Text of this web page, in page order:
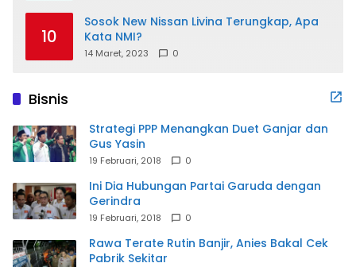
10
Sosok New Nissan Livina Terungkap, Apa
Kata NMI?
14 Maret, 2023 0
Bisnis
Strategi PPP Menangkan Duet Ganjar dan
Gus Yasin
19 Februari, 2018 0
Ini Dia Hubungan Partai Garuda dengan
Gerindra
19 Februari, 2018 0
Rawa Terate Rutin Banjir, Anies Bakal Cek
Pabrik Sekitar